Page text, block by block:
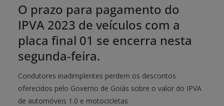
O prazo para pagamento do
IPVA 2023 de veículos com a
placa final 01 se encerra nesta
segunda-feira.
Condutores inadimplentes perdem os descontos
oferecidos pelo Governo de Goiás sobre o valor do IPVA
de automóveis 1.0 e motocicletas